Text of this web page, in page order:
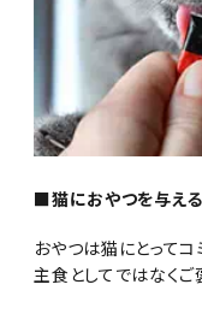
■猫におやつを与え
おやつは猫にとってコ
主食としてではなくご